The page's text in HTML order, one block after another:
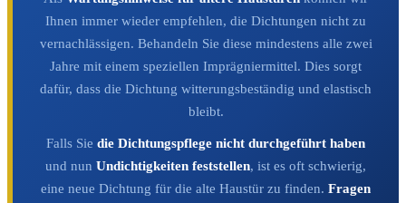
Ihnen immer wieder empfehlen, die Dichtungen nicht zu
vernachlässigen. Behandeln Sie diese mindestens alle zwei
Jahre mit einem speziellen Imprägniermittel. Dies sorgt
dafür, dass die Dichtung witterungsbeständig und elastisch
bleibt.
Falls Sie die Dichtungspflege nicht durchgeführt haben
und nun Undichtigkeiten feststellen, ist es oft schwierig,
eine neue Dichtung für die alte Haustür zu finden. Fragen